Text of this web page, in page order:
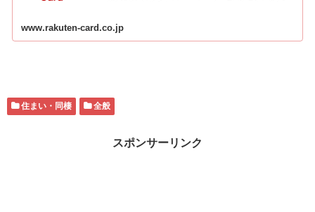
www.rakuten-card.co.jp
住まい・同棲 全般
スポンサーリンク